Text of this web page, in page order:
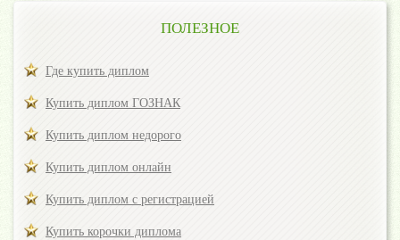
ПОЛЕЗНОЕ
Где купить диплом
Купить диплом ГОЗНАК
Купить диплом недорого
Купить диплом онлайн
Купить диплом с регистрацией
Купить корочки диплома